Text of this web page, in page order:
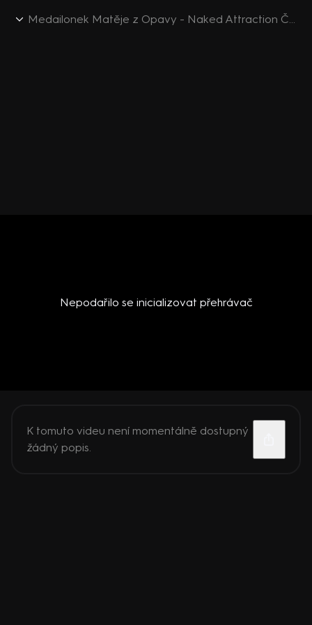
Medailonek Matěje z Opavy - Naked Attraction Česko & Slovensko (S1E5)
Nepodařilo se inicializovat přehrávač
K tomuto videu není momentálně dostupný
žádný popis.